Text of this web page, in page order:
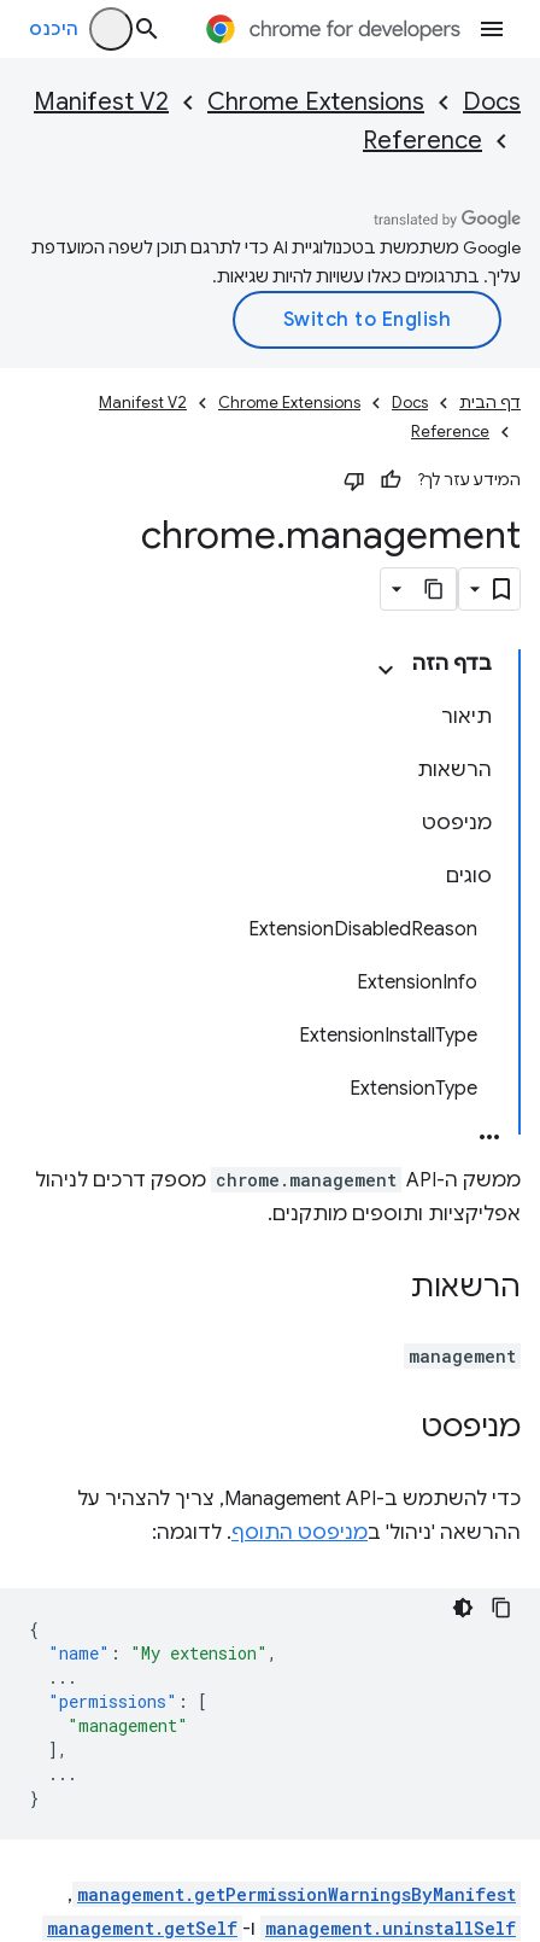
היכנס
Docs
Chrome Extensions
Manifest V2
Reference
‫Google משתמשת בטכנולוגיית AI כדי לתרגם תוכן לשפה המועדפת
עליך. בתרגומים כאלו עשויות להיות שגיאות.
דף הבית Docs
Chrome Extensions
Manifest V2
Reference
המידע עזר לך?
chrome.management
בדף הזה
תיאור
הרשאות
מניפסט
סוגים
ExtensionDisabledReason
ExtensionInfo
ExtensionInstallType
ExtensionType
ממשק ה-API‏ chrome.management מספק דרכים לניהול
אפליקציות ותוספים מותקנים.
הרשאות
management
מניפסט
כדי להשתמש ב-Management API, צריך להצהיר על
ההרשאה 'ניהול' במניפסט התוסף. לדוגמה:
{
"name" : "My extension" ,
...
"permissions" :
[
"management"
],
...
}
management.getPermissionWarningsByManifest
,‏
management.uninstallSelf ו- management.getSelf